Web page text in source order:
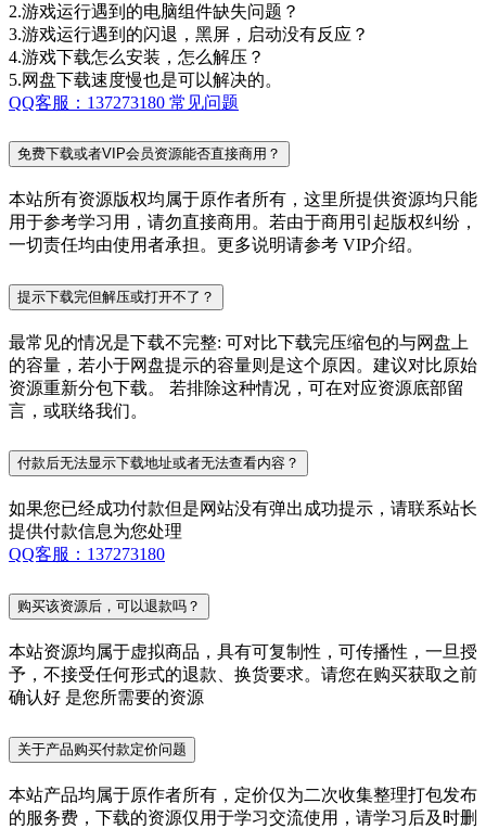
2.游戏运行遇到的电脑组件缺失问题？
3.游戏运行遇到的闪退，黑屏，启动没有反应？
4.游戏下载怎么安装，怎么解压？
5.网盘下载速度慢也是可以解决的。
QQ客服：137273180 常见问题
免费下载或者VIP会员资源能否直接商用？
本站所有资源版权均属于原作者所有，这里所提供资源均只能
用于参考学习用，请勿直接商用。若由于商用引起版权纠纷，
一切责任均由使用者承担。更多说明请参考 VIP介绍。
提示下载完但解压或打开不了？
最常见的情况是下载不完整: 可对比下载完压缩包的与网盘上
的容量，若小于网盘提示的容量则是这个原因。建议对比原始
资源重新分包下载。 若排除这种情况，可在对应资源底部留
言，或联络我们。
付款后无法显示下载地址或者无法查看内容？
如果您已经成功付款但是网站没有弹出成功提示，请联系站长
提供付款信息为您处理
QQ客服：137273180
购买该资源后，可以退款吗？
本站资源均属于虚拟商品，具有可复制性，可传播性，一旦授
予，不接受任何形式的退款、换货要求。请您在购买获取之前
确认好 是您所需要的资源
关于产品购买付款定价问题
本站产品均属于原作者所有，定价仅为二次收集整理打包发布
的服务费，下载的资源仅用于学习交流使用，请学习后及时删